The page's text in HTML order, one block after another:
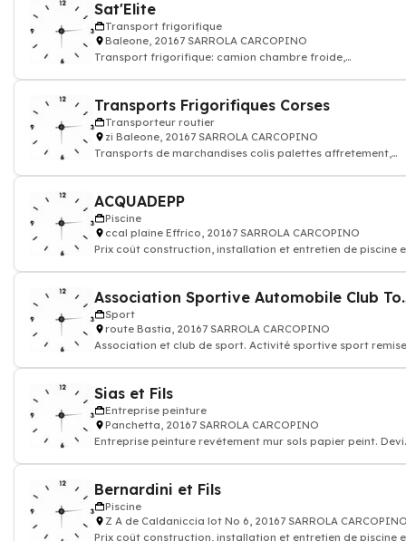
Sat'Elite
Transport frigorifique
Baleone, 20167 SARROLA CARCOPINO
Transport frigorifique: camion chambre froide,
Transports Frigorifiques Corses
Transporteur routier
zi Baleone, 20167 SARROLA CARCOPINO
Transports de marchandises colis palettes affretement,
ACQUADEPP
Piscine
ccal plaine Effrico, 20167 SARROLA CARCOPINO
Prix coût construction, installation et entretien de piscine
Association
Sport
route Bastia, 20167 SARROLA CARCOPINO
Association et club de sport. Activité sportive sport remise
Sias et Fils
Entreprise peinture
Panchetta, 20167 SARROLA CARCOPINO
Entreprise peinture revêtement mur sols papier peint.
Bernardini et Fils
Piscine
Z A de Caldaniccia lot No 6, 20167 SARROLA
Prix coût construction, installation et entretien de piscine